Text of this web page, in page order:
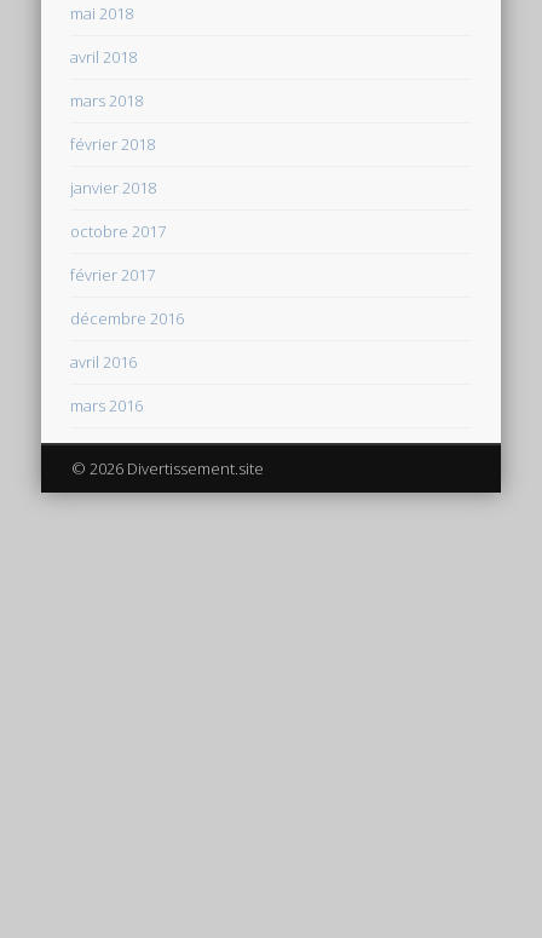
mai 2018
avril 2018
mars 2018
février 2018
janvier 2018
octobre 2017
février 2017
décembre 2016
avril 2016
mars 2016
© 2026 Divertissement.site